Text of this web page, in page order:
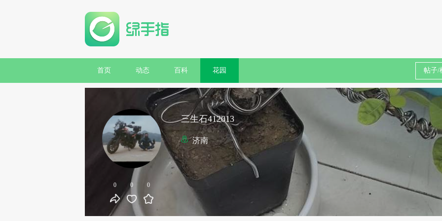
首页 动态 百科 花园
0 0 0
三生石412013
济南